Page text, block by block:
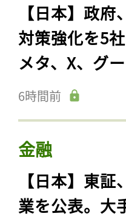
【日本】政
対策強化を5
メタ、X、グ
6時間前
金融
【日本】東
業を公表。大